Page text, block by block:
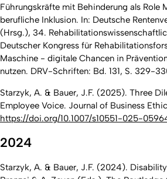
Führungskräfte mit Behinderung als Role
berufliche Inklusion. In: Deutsche
(Hrsg.), 34.
Deutscher Kongress für
Maschine - digitale Chancen in
nutzen. DRV-Schriften: Bd. 131, S. 329-
Starzyk, A. & Bauer, J.F. (2025). Three
Employee Voice. Journal of Business
https://doi.org/10.1007/s10551-025-
2024
Starzyk, A. & Bauer, J.F. (2024).